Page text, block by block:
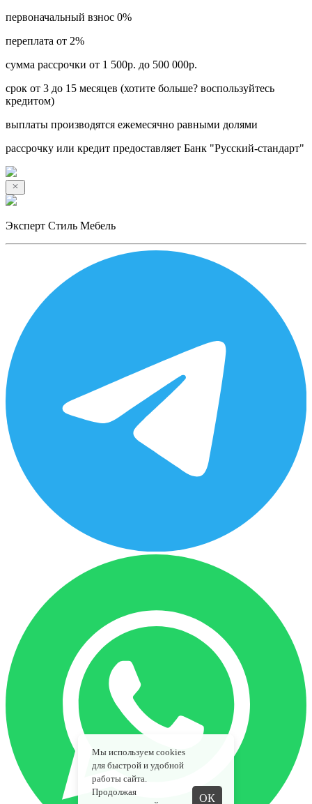
первоначальный взнос 0%
переплата от 2%
сумма рассрочки от 1 500р. до 500 000р.
срок от 3 до 15 месяцев (хотите больше? воспользуйтесь
кредитом)
выплаты производятся ежемесячно равными долями
рассрочку или кредит предоставляет Банк "Русский-стандарт"
Эксперт Стиль Мебель
Мы используем cookies
для быстрой и удобной
работы сайта.
Продолжая
ОК